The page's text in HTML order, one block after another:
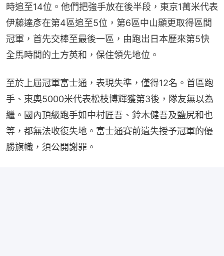
時追至14位。他們把強手放在後半段，東京1萬米代表
伊藤達彥在第4區追至5位，第6區中山顯更取得區間
冠軍，首先交棒至最後一區，由跑出日本歷來第5快
全馬時間的土方英和，保住領先地位。
至於上屆冠軍富士通，表現失準，僅得12名。首區跑
手、東奧5000米代表松枝博輝獲第3後，隊友無以為
繼。國內頂級跑手如中村匠吾、鈴木健吾及鹽尻和也
等，都無法收復失地。富士通賽前遺失授予冠軍的優
勝旗幟，須公開謝罪。